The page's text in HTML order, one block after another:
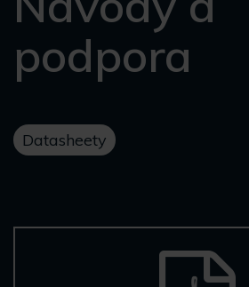
podpora
Datasheety